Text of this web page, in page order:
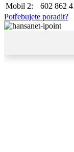
Mobil 2:
602 862
Potřebujete poradit?